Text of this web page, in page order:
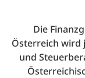
Die
Österreich wird
und